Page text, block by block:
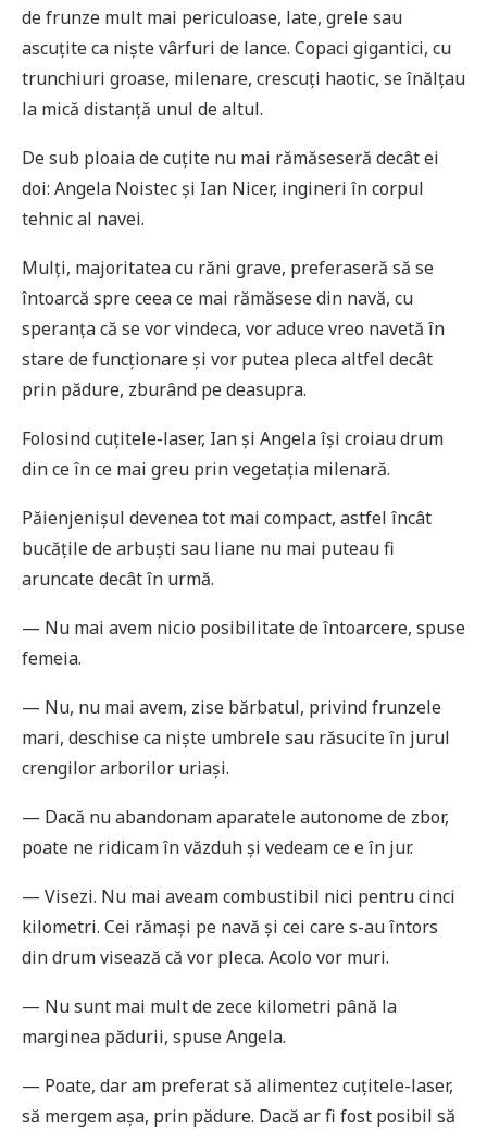
de frunze mult mai periculoase, late, grele sau
ascuțite ca niște vârfuri de lance. Copaci gigantici, cu
trunchiuri groase, milenare, crescuți haotic, se înălțau
la mică distanță unul de altul.
De sub ploaia de cuțite nu mai rămăseseră decât ei
doi: Angela Noistec și Ian Nicer, ingineri în corpul
tehnic al navei.
Mulți, majoritatea cu răni grave, preferaseră să se
întoarcă spre ceea ce mai rămăsese din navă, cu
speranța că se vor vindeca, vor aduce vreo navetă în
stare de funcționare și vor putea pleca altfel decât
prin pădure, zburând pe deasupra.
Folosind cuțitele-laser, Ian și Angela își croiau drum
din ce în ce mai greu prin vegetația milenară.
Păienjenișul devenea tot mai compact, astfel încât
bucățile de arbuști sau liane nu mai puteau fi
aruncate decât în urmă.
— Nu mai avem nicio posibilitate de întoarcere, spuse
femeia.
— Nu, nu mai avem, zise bărbatul, privind frunzele
mari, deschise ca niște umbrele sau răsucite în jurul
crengilor arborilor uriași.
— Dacă nu abandonam aparatele autonome de zbor,
poate ne ridicam în văzduh și vedeam ce e în jur.
— Visezi. Nu mai aveam combustibil nici pentru cinci
kilometri. Cei rămași pe navă și cei care s-au întors
din drum visea­ză că vor pleca. Acolo vor muri.
— Nu sunt mai mult de zece kilometri până la
marginea pădurii, spuse Angela.
— Poate, dar am preferat să alimentez cuțitele-laser,
să mergem așa, prin pădure. Dacă ar fi fost posibil să